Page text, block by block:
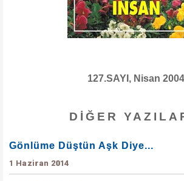
127.SAYI, Nisan 2004
DIĞER
Gönlüme Düştün Aşk Diye...
1 Haziran 2014